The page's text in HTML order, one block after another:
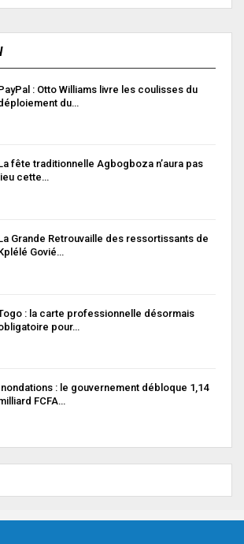
: Otto Williams livre les coulisses du
du…
fête traditionnelle Agbogboza n’aura pas
lieu cette…
Grande Retrouvaille des ressortissants de
Govié…
: la carte professionnelle désormais
pour…
: le gouvernement débloque 1,14
FCFA…